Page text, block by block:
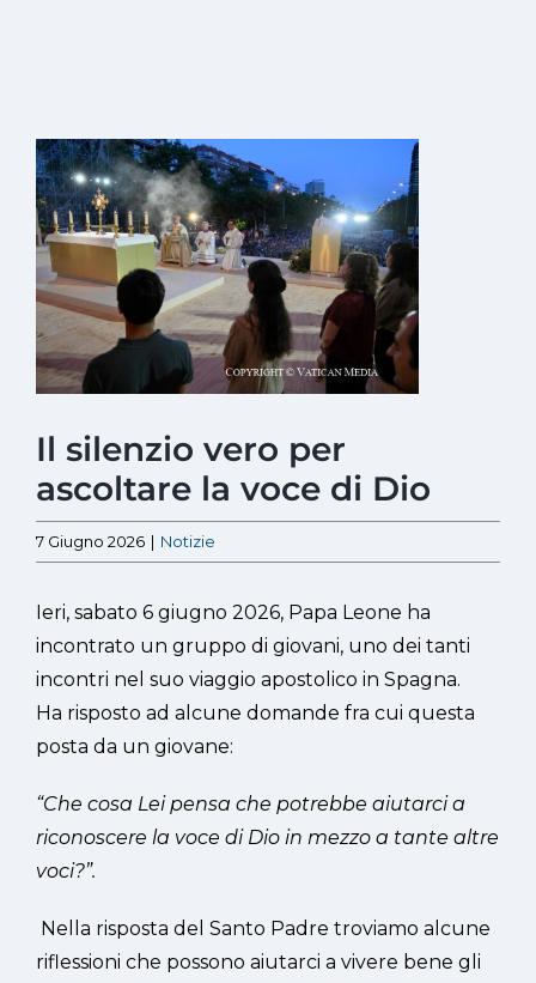
Ingrandisci
immagine
Il silenzio vero per
ascoltare la voce di Dio
7 Giugno 2026 | Notizie
Ieri, sabato 6 giugno 2026, Papa Leone ha
incontrato un gruppo di giovani, uno dei tanti
incontri nel suo viaggio apostolico in Spagna.
Ha risposto ad alcune domande fra cui questa
posta da un giovane:
“Che cosa Lei pensa che potrebbe aiutarci a
riconoscere la voce di Dio in mezzo a tante altre
voci?”.
Nella risposta del Santo Padre troviamo alcune
riflessioni che possono aiutarci a vivere bene gli